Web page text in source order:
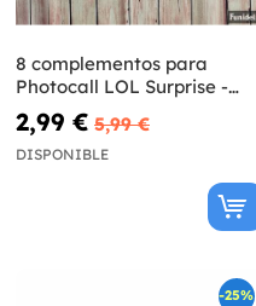
8 complementos para
Photocall LOL Surprise -
LOL Friends
2,99 € 5,99 €
DISPONIBLE
-25%